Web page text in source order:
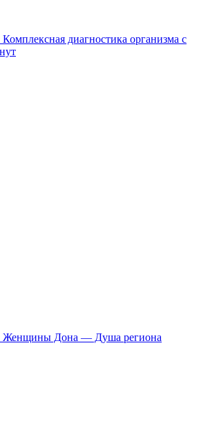
Комплексная диагностика организма с
Женщины Дона — Душа региона